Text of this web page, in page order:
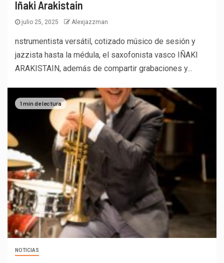
Iñaki Arakistain
julio 25, 2025 Alexjazzman
nstrumentista versátil, cotizado músico de sesión y
jazzista hasta la médula, el saxofonista vasco IÑAKI
ARAKISTAIN, además de compartir grabaciones y...
1 min de lectura
NOTICIAS